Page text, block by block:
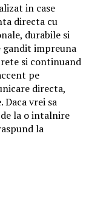
in case
directa cu
durabile si
gandit impreuna
si continuand
pe
directa,
vrei sa
la o intalnire
la